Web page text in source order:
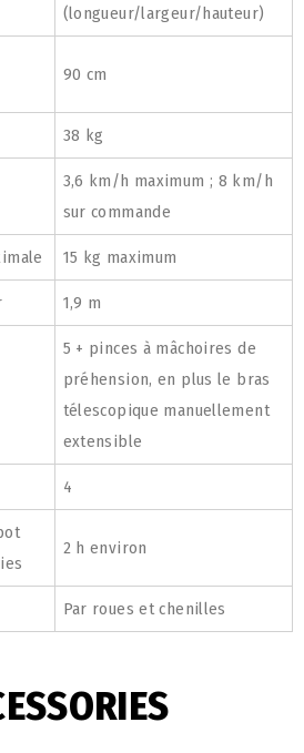
(longueur/largeur/hauteur)
90 cm
38 kg
3,6 km/h maximum ; 8 km/h
sur commande
15 kg maximum
1,9 m
5 + pinces à mâchoires de
préhension, en plus le bras
télescopique manuellement
extensible
4
2 h environ
Par roues et chenilles